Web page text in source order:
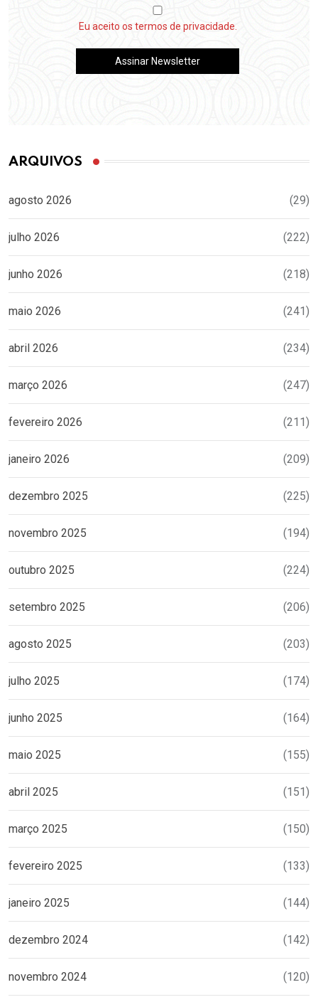
Eu aceito os termos de privacidade.
ARQUIVOS
agosto 2026 (29)
julho 2026 (222)
junho 2026 (218)
maio 2026 (241)
abril 2026 (234)
março 2026 (247)
fevereiro 2026 (211)
janeiro 2026 (209)
dezembro 2025 (225)
novembro 2025 (194)
outubro 2025 (224)
setembro 2025 (206)
agosto 2025 (203)
julho 2025 (174)
junho 2025 (164)
maio 2025 (155)
abril 2025 (151)
março 2025 (150)
fevereiro 2025 (133)
janeiro 2025 (144)
dezembro 2024 (142)
novembro 2024 (120)